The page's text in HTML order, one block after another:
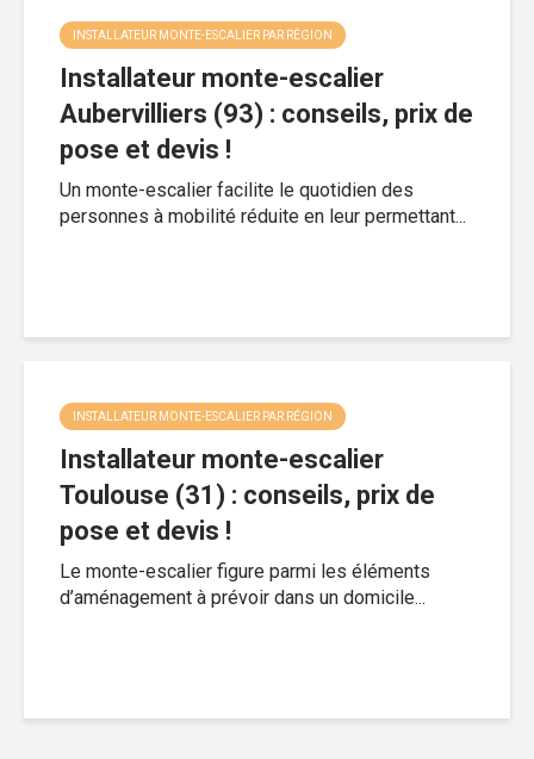
INSTALLATEUR MONTE-ESCALIER PAR RÉGION
Installateur monte-escalier
Aubervilliers (93) : conseils, prix de
pose et devis !
Un monte-escalier facilite le quotidien des
personnes à mobilité réduite en leur permettant...
INSTALLATEUR MONTE-ESCALIER PAR RÉGION
Installateur monte-escalier
Toulouse (31) : conseils, prix de
pose et devis !
Le monte-escalier figure parmi les éléments
d’aménagement à prévoir dans un domicile...